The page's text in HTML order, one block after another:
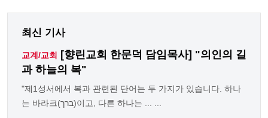
최신 기사
교계/교회 [향린교회 한문덕 담임목사] "의인의 길
과 하늘의 복"
"제1성서에서 복과 관련된 단어는 두 가지가 있습니다. 하나
는 바라크(ברך)이고, 다른 하나는 ... ...